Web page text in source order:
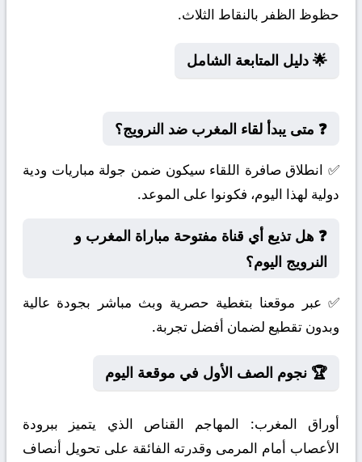
حظوظ الظفر بالنقاط الثلاث.
🌟 دليل المتابعة الشامل
❓ متى يبدأ لقاء المغرب ضد النرويج؟
✅ انطلاق صافرة اللقاء سيكون ضمن جولة مباريات ودية
دولية لهذا اليوم، فكونوا على الموعد.
❓ هل تذيع أي قناة مفتوحة مباراة المغرب و
النرويج اليوم؟
✅ عبر موقعنا بتغطية حصرية وبث مباشر بجودة عالية
وبدون تقطيع لضمان أفضل تجربة.
🏆 نجوم الصف الأول في موقعة اليوم
أوراق المغرب: المهاجم القناص الذي يتميز ببرودة
الأعصاب أمام المرمى وقدرته الفائقة على تحويل أنصاف